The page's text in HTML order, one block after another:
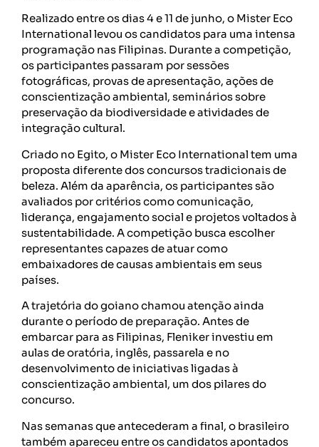
Realizado entre os dias 4 e 11 de junho, o Mister Eco
International levou os candidatos para uma intensa
programação nas Filipinas. Durante a competição,
os participantes passaram por sessões
fotográficas, provas de apresentação, ações de
conscientização ambiental, seminários sobre
preservação da biodiversidade e atividades de
integração cultural.
Criado no Egito, o Mister Eco International tem uma
proposta diferente dos concursos tradicionais de
beleza. Além da aparência, os participantes são
avaliados por critérios como comunicação,
liderança, engajamento social e projetos voltados à
sustentabilidade. A competição busca escolher
representantes capazes de atuar como
embaixadores de causas ambientais em seus
países.
A trajetória do goiano chamou atenção ainda
durante o período de preparação. Antes de
embarcar para as Filipinas, Fleniker investiu em
aulas de oratória, inglês, passarela e no
desenvolvimento de iniciativas ligadas à
conscientização ambiental, um dos pilares do
concurso.
Nas semanas que antecederam a final, o brasileiro
também apareceu entre os candidatos apontados